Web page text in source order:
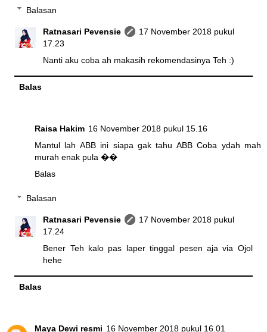
Balasan
Ratnasari Pevensie
17 November 2018 pukul
17.23
Nanti aku coba ah makasih rekomendasinya Teh :)
Balas
Raisa Hakim 16 November 2018 pukul 15.16
Mantul lah ABB ini siapa gak tahu ABB Coba ydah mah
murah enak pula ��
Balas
Balasan
Ratnasari Pevensie
17 November 2018 pukul
17.24
Bener Teh kalo pas laper tinggal pesen aja via Ojol
hehe
Balas
Maya Dewi resmi 16 November 2018 pukul 16.01